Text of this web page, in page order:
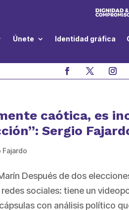
Únete Identidad gráfica
caótica, es
Sergio
Fajardo
Después de dos
sociales: tiene un
con análisis político